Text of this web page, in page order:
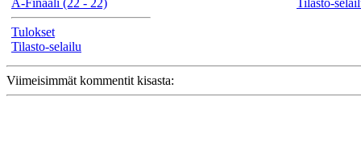
A-Finaali (22 - 22)
Tulokset
Tilasto-selailu
Tilasto-
Viimeisimmät kommentit kisasta: